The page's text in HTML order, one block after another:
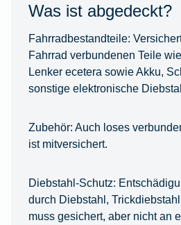
Was ist abgedeckt?
Fahrradbestandteile:
Fahrrad verbundenen Teile
Lenker ecetera sowie Akku,
sonstige elektronische
Zubehör: Auch loses
ist mitversichert.
Diebstahl-Schutz:
durch Diebstahl,
muss gesichert, aber nicht an